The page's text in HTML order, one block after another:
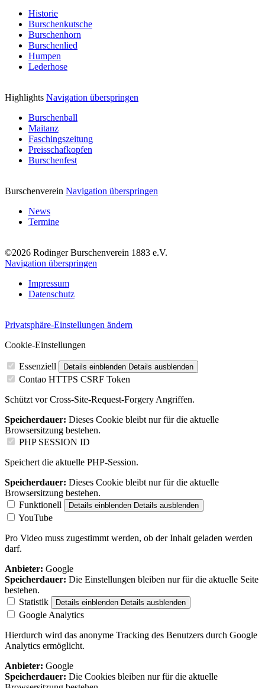
Historie
Burschenkutsche
Burschenhorn
Burschenlied
Humpen
Lederhose
Highlights Navigation überspringen
Burschenball
Maitanz
Faschingszeitung
Preisschafkopfen
Burschenfest
Burschenverein Navigation überspringen
News
Termine
©2026 Rodinger Burschenverein 1883 e.V.
Navigation überspringen
Impressum
Datenschutz
Privatsphäre-Einstellungen ändern
Cookie-Einstellungen
Essenziell Details einblenden Details ausblenden
Contao HTTPS CSRF Token
Schützt vor Cross-Site-Request-Forgery Angriffen.
Speicherdauer: Dieses Cookie bleibt nur für die aktuelle
Browsersitzung bestehen.
PHP SESSION ID
Speichert die aktuelle PHP-Session.
Speicherdauer: Dieses Cookie bleibt nur für die aktuelle
Browsersitzung bestehen.
Funktionell
Details einblenden Details ausblenden
YouTube
Pro Video muss zugestimmt werden, ob der Inhalt geladen werden
darf.
Anbieter: Google
Speicherdauer: Die Einstellungen bleiben nur für die aktuelle Seite
bestehen.
Statistik
Details einblenden Details ausblenden
Google Analytics
Hierdurch wird das anonyme Tracking des Benutzers durch Google
Analytics ermöglicht.
Anbieter: Google
Speicherdauer: Die Cookies bleiben nur für die aktuelle